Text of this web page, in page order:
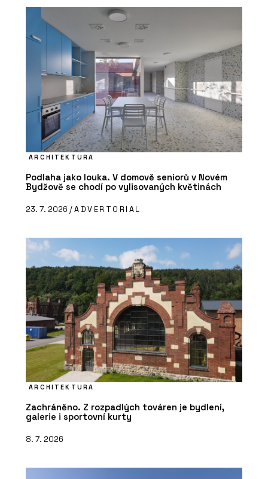
ARCHITEKTURA
Podlaha jako louka. V domově seniorů v Novém
Bydžově se chodí po vylisovaných květinách
23. 7. 2026 /ADVERTORIAL
ARCHITEKTURA
Zachráněno. Z rozpadlých továren je bydlení,
galerie i sportovní kurty
8. 7. 2026